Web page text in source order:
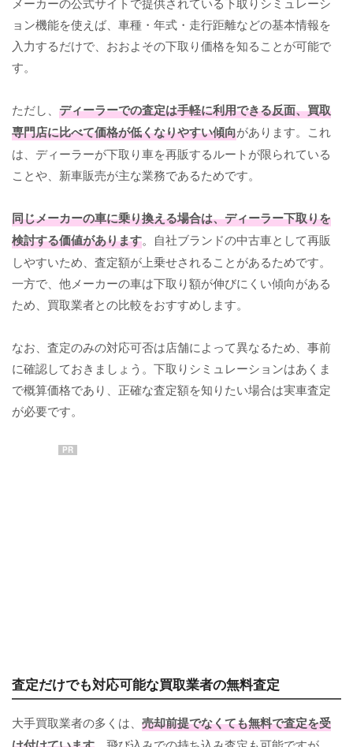
ョン機能を使えば、車種・年式・走行距離などの基本情報を
入力するだけで、おおよその下取り価格を知ることが可能で
す。
ただし、 ディーラーでの査定は手軽に利用できる反面、買取
専門店に比べて価格が低くなりやすい傾向があります。これ
は、ディーラーが下取り車を再販するルートが限られている
ことや、新車販売が主な業務であるためです。
同じメーカーの車に乗り換える場合は、ディーラー下取りを
検討する価値があります。自社ブランドの中古車として再販
しやすいため、査定額が上乗せされることがあるためです。
一方で、他メーカーの車は下取り額が伸びにくい傾向がある
ため、買取業者との比較をおすすめします。
なお、査定のみの対応可否は店舗によって異なるため、事前
に確認しておきましょう。下取りシミュレーションはあくま
で概算価格であり、正確な査定額を知りたい場合は実車査定
が必要です。
PR
査定だけでも対応可能な買取業者の無料査定
大手買取業者の多くは、 売却前提でなくても無料で査定を受